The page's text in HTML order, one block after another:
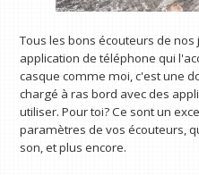
Tous les bons écouteurs de
application de téléphone qui
casque comme moi, c'est une
chargé à ras bord avec des
utiliser. Pour toi? Ce sont un
paramètres de vos écouteurs,
son, et plus encore.